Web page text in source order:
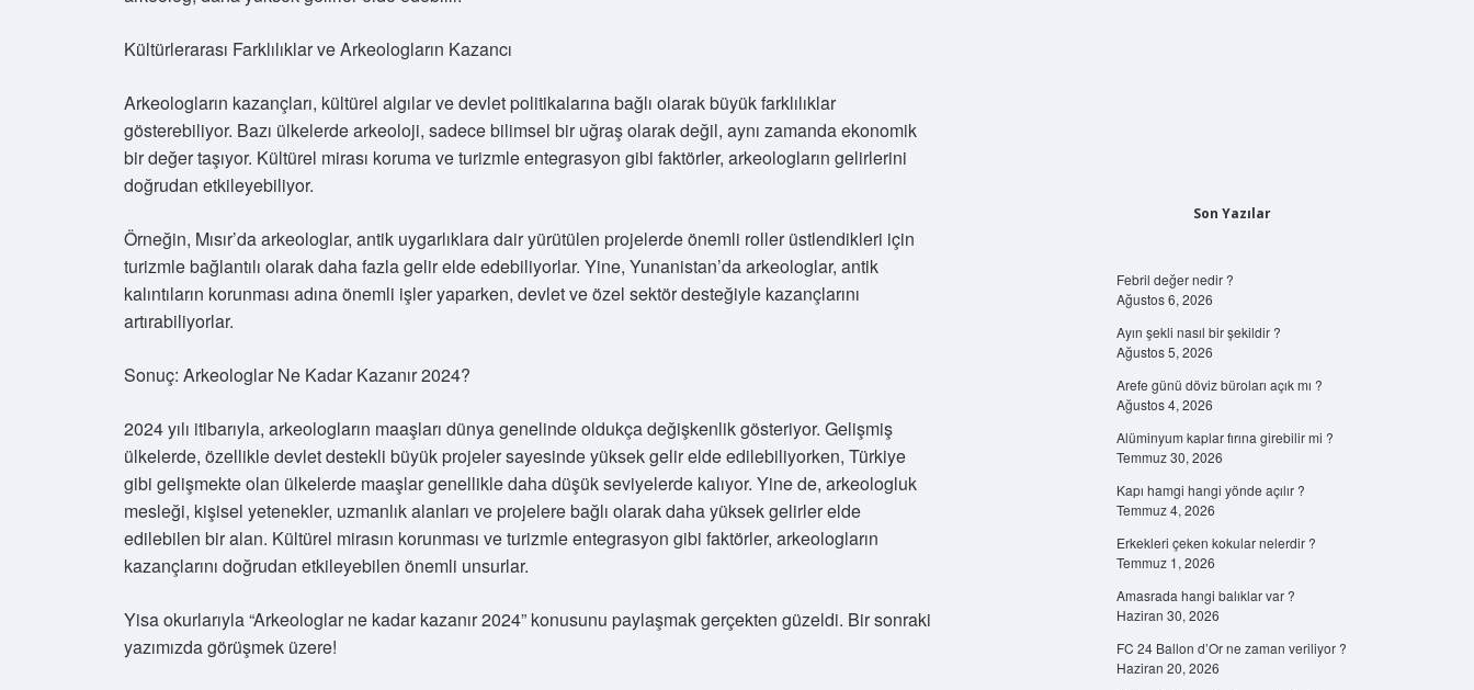
Kültürlerarası Farklılıklar ve Arkeologların Kazancı
Arkeologların kazançları, kültürel algılar ve devlet politikalarına bağlı olarak büyük farklılıklar
gösterebiliyor. Bazı ülkelerde arkeoloji, sadece bilimsel bir uğraş olarak değil, aynı zamanda ekonomik
bir değer taşıyor. Kültürel mirası koruma ve turizmle entegrasyon gibi faktörler, arkeologların gelirlerini
doğrudan etkileyebiliyor.
Örneğin, Mısır’da arkeologlar, antik uygarlıklara dair yürütülen projelerde önemli roller üstlendikleri için
turizmle bağlantılı olarak daha fazla gelir elde edebiliyorlar. Yine, Yunanistan’da arkeologlar, antik
kalıntıların korunması adına önemli işler yaparken, devlet ve özel sektör desteğiyle kazançlarını
artırabiliyorlar.
Sonuç: Arkeologlar Ne Kadar Kazanır 2024?
2024 yılı itibarıyla, arkeologların maaşları dünya genelinde oldukça değişkenlik gösteriyor. Gelişmiş
ülkelerde, özellikle devlet destekli büyük projeler sayesinde yüksek gelir elde edilebiliyorken, Türkiye
gibi gelişmekte olan ülkelerde maaşlar genellikle daha düşük seviyelerde kalıyor. Yine de, arkeologluk
mesleği, kişisel yetenekler, uzmanlık alanları ve projelere bağlı olarak daha yüksek gelirler elde
edilebilen bir alan. Kültürel mirasın korunması ve turizmle entegrasyon gibi faktörler, arkeologların
kazançlarını doğrudan etkileyebilen önemli unsurlar.
Yisa okurlarıyla “Arkeologlar ne kadar kazanır 2024” konusunu paylaşmak gerçekten güzeldi. Bir sonraki
yazımızda görüşmek üzere!
Son Yazılar
Febril değer nedir ?
Ağustos 6, 2026
Ayın şekli nasıl bir şekildir ?
Ağustos 5, 2026
Arefe günü döviz büroları açık mı ?
Ağustos 4, 2026
Alüminyum kaplar fırına girebilir mi ?
Temmuz 30, 2026
Kapı hamgi hangi yönde açılır ?
Temmuz 4, 2026
Erkekleri çeken kokular nelerdir ?
Temmuz 1, 2026
Amasrada hangi balıklar var ?
Haziran 30, 2026
FC 24 Ballon d’Or ne zaman veriliyor ?
Haziran 20, 2026